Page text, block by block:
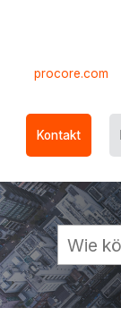
procore.com
Kontakt